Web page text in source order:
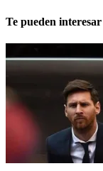
Te pueden interesar